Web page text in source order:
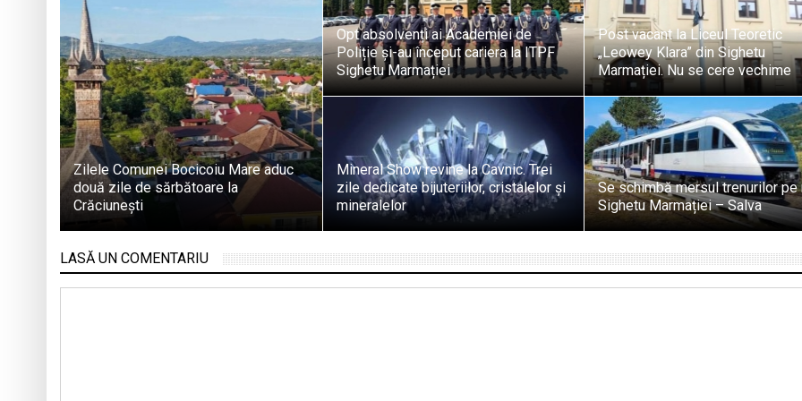
Zilele Comunei Bocicoiu Mare aduc
două zile de sărbătoare la
Crăciunești
Opt absolvenți ai Academiei de
Poliție și-au început cariera la ITPF
Sighetu Marmației
Post vacant la Liceul Teoretic
„Leowey Klara” din Sighetu
Marmației. Nu se cere vechime
Mineral Show revine la Cavnic. Trei
zile dedicate bijuteriilor, cristalelor și
mineralelor
Se schimbă mersul trenurilor pe
Sighetu Marmației – Salva
LASĂ UN COMENTARIU